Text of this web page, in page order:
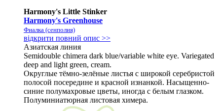
Harmony's Little Stinker
Harmony's Greenhouse
Фиалка (сенполия)
відкрити повний опис >>
Азиатская линия
Semidouble chimera dark blue/variable white eye. Variegated
deep and light green, cream.
Округлые тёмно-зелёные листья с широкой серебристой
полосой посередине и красной изнанкой. Насыщенно-
синие полумахровые цветы, иногда с белым глазком.
Полуминиатюрная листовая химера.